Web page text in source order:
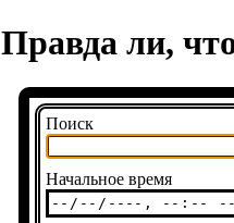
Правда ли,
Поиск
Начальное время